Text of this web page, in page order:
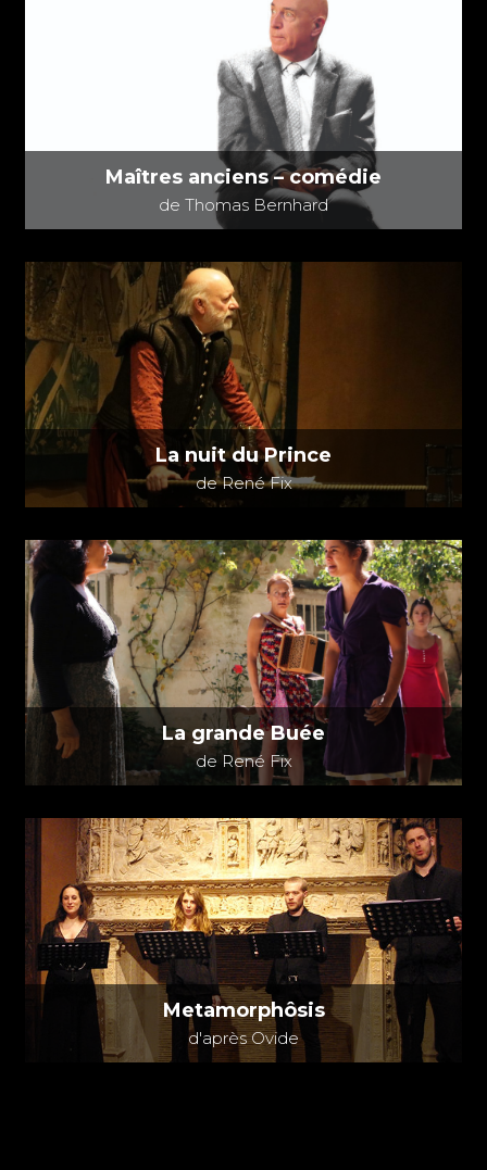
Maîtres anciens – comédie
de Thomas Bernhard
La nuit du Prince
de René Fix
La grande Buée
de René Fix
Metamorphôsis
d'après Ovide